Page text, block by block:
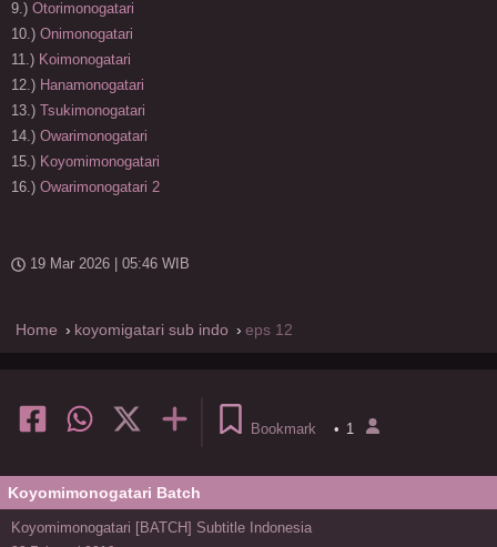
9.) Otorimonogatari
10.) Onimonogatari
11.) Koimonogatari
12.) Hanamonogatari
13.) Tsukimonogatari
14.) Owarimonogatari
15.) Koyomimonogatari
16.) Owarimonogatari 2
19 Mar 2026 | 05:46 WIB
Home koyomigatari sub indo eps 12
Bookmark • 1
Koyomimonogatari Batch
Koyomimonogatari [BATCH] Subtitle Indonesia